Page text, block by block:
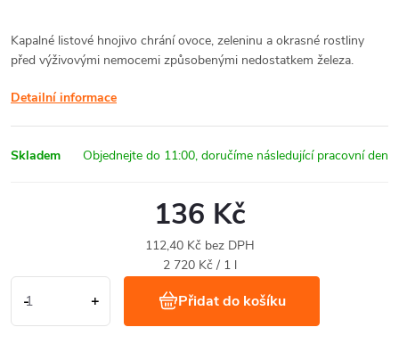
Kapalné listové hnojivo chrání ovoce, zeleninu a okrasné rostliny
před výživovými nemocemi způsobenými nedostatkem železa.
Detailní informace
Skladem
136 Kč
112,40 Kč bez DPH
Měrná
2 720 Kč / 1 l
Přidat do košíku